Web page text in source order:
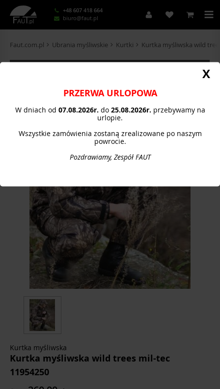
+48 607 418 664
biuro@faut.pl
Faut.com.pl Ubrania myśliwskie Kurtki Kurtka myśliwska wild
Kurtka myśliwska
Kurtka myśliwska wild trees mil-tec
11954250
PRZERWA URLOPOWA
W dniach od 07.08.2026r. do 25.08.2026r. przebywamy na
urlopie.
Wszystkie zamówienia zostaną zrealizowane po naszym
powrocie.
Pozdrawiamy, Zespół FAUT
X